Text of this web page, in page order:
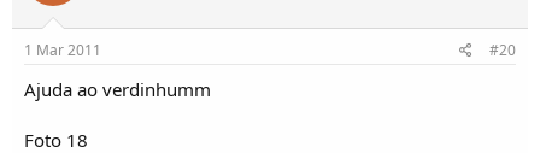
1 Mar 2011 #20
Ajuda ao verdinhumm
Foto 18